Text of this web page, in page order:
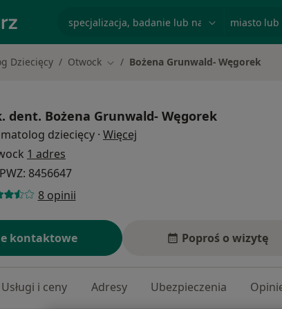
Dziecięcy Otwock Zmień miasto
Bożena Grunwald- Węgorek
dent. Bożena Grunwald- Węgorek
dziecięcy · Więcej
1 adres
8456647
8 opinii
kontaktowe Poproś o wizytę
Usługi i ceny Adresy Ubezpieczenia